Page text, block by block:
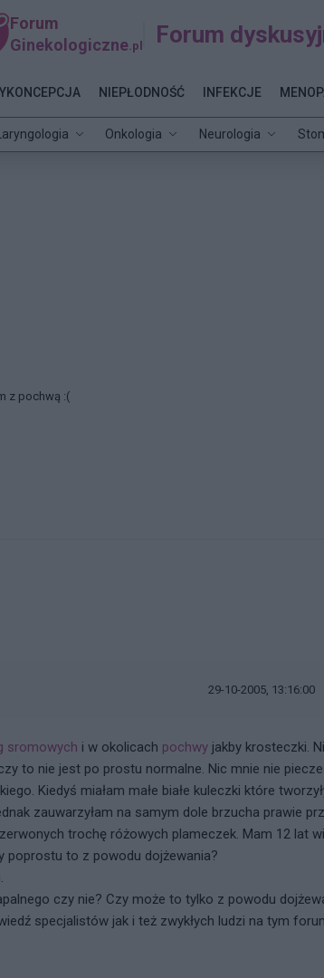
Forum
Ginekologiczne .pl Forum
Laryngologia Onkologia Neurologia
NIEPŁODNOŚĆ INFEKCJE
z pochwą :(
29-10-2005, 13:16:00
sromowych i w okolicach pochwy jakby krosteczki.
to nie jest po prostu normalne. Nic mnie nie
Kiedyś miałam małe białe kuleczki które
zauwarzyłam na samym dole brzucha prawie
trochę różowych plameczek. Mam 12 lat
poprostu to z powodu dojżewania?
.
czy nie? Czy może to tylko z powodu
specjalistów jak i też zwykłych ludzi na tym